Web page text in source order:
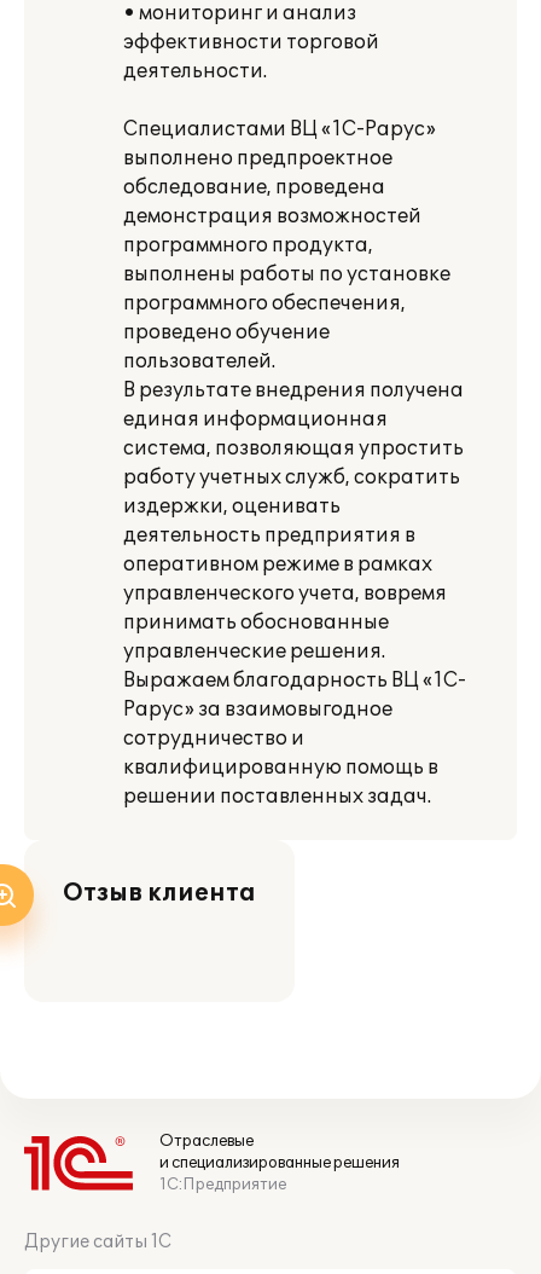
• мониторинг и анализ
эффективности торговой
деятельности.
Специалистами ВЦ «1С-Рарус»
выполнено предпроектное
обследование, проведена
демонстрация возможностей
программного продукта,
выполнены работы по установке
программного обеспечения,
проведено обучение
пользователей.
В результате внедрения получена
единая информационная
система, позволяющая упростить
работу учетных служб, сократить
издержки, оценивать
деятельность предприятия в
оперативном режиме в рамках
управленческого учета, вовремя
принимать обоснованные
управленческие решения.
Выражаем благодарность ВЦ «1С-
Рарус» за взаимовыгодное
сотрудничество и
квалифицированную помощь в
решении поставленных задач.
Отзыв клиента
Отраслевые
и специализированные решения
1С:Предприятие
Другие сайты 1С